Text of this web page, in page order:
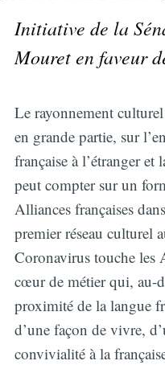
Initiative de la
Mouret en faveur
Le rayonnement
en grande partie, sur
française à l’étranger et
peut compter sur un
Alliances françaises
premier réseau culturel
Coronavirus touche les
cœur de métier qui, au-
proximité de la langue
d’une façon de vivre,
convivialité à la